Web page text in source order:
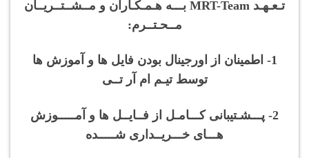
تـعـهـد MRT-Team بـــه هـمـکـاران و مــشــتــریــان
مــحـتــرم:
1- اطمینان از اورجینال بودن فایل ها و آموزش ها
توسط تیـم ام آر تــی
2- پـــشـتیبانی کـــامـل از فــایــل ها و آمـــــوزش
هـــای خـــریــداری شـــــده